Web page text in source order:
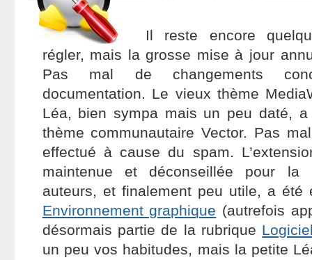
Il reste encore
régler, mais la grosse mise à jour
Pas mal de changements
documentation. Le vieux thème
Léa, bien sympa mais un peu daté,
thème communautaire Vector. Pas
effectué à cause du spam.
maintenue et déconseillée pour la
auteurs, et finalement peu utile, a été
Environnement graphique (autrefois
désormais partie de la rubrique
un peu vos habitudes, mais la petite